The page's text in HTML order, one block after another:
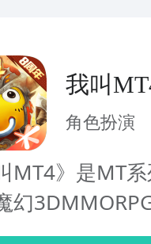
我叫
角色扮演
MT4》是MT
幻